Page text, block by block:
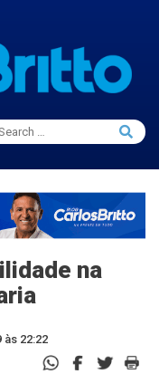
Search
for:
Search
na
às 22:22